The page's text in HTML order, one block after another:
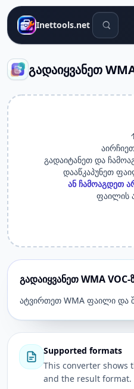
Inettools.net საძიებო
გადაიყვანეთ
გადაიტანეთ და
დააწკაპუნეთ
ან ჩამოაგდეთ
ფაილის
გადაიყვანეთ WMA VOC-
ატვირთეთ WMA ფაილი და
Supported formats
This converter shows
and the result format.